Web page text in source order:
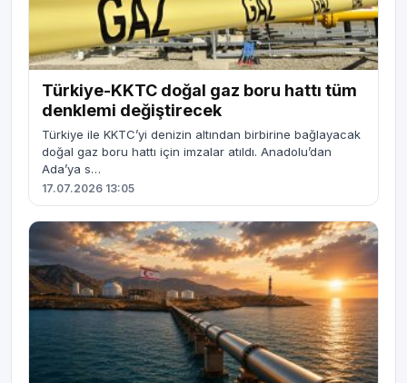
Türkiye-KKTC doğal gaz boru hattı tüm
denklemi değiştirecek
Türkiye ile KKTC’yi denizin altından birbirine bağlayacak
doğal gaz boru hattı için imzalar atıldı. Anadolu’dan
Ada’ya s…
17.07.2026 13:05